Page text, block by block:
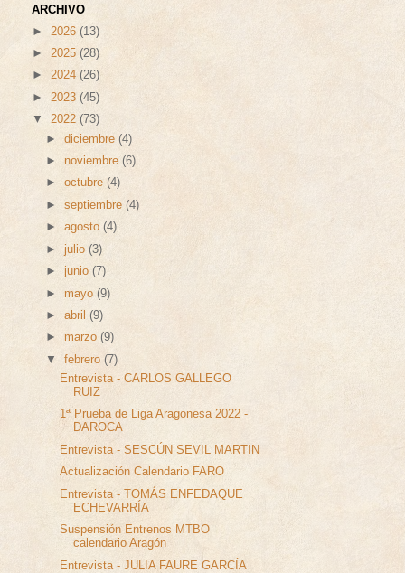
ARCHIVO
► 2026 (13)
► 2025 (28)
► 2024 (26)
► 2023 (45)
▼ 2022 (73)
►diciembre(4)
►noviembre(6)
►octubre (4)
►septiembre(4)
►agosto(4)
►julio(3)
► junio(7)
► mayo(9)
►abril (9)
► marzo (9)
▼febrero(7)
Entrevista - CARLOS GALLEGO
RUIZ
1ª Prueba de Liga Aragonesa 2022 -
DAROCA
Entrevista - SESCÚN SEVIL MARTIN
Actualización Calendario FARO
Entrevista - TOMÁS ENFEDAQUE
ECHEVARRÍA
Suspensión Entrenos MTBO
calendario Aragón
Entrevista - JULIA FAURE GARCÍA